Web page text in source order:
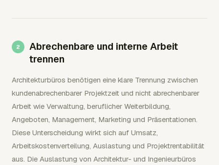
Abrechenbare und interne Arbeit
trennen
Architekturbüros benötigen eine klare Trennung zwischen
kundenabrechenbarer Projektzeit und nicht abrechenbarer
Arbeit wie Verwaltung, beruflicher Weiterbildung,
Angeboten, Management, Marketing und Präsentationen.
Diese Unterscheidung wirkt sich auf Umsatz,
Arbeitskostenverteilung, Auslastung und Projektrentabilität
aus. Die Auslastung von Architektur- und Ingenieurbüros